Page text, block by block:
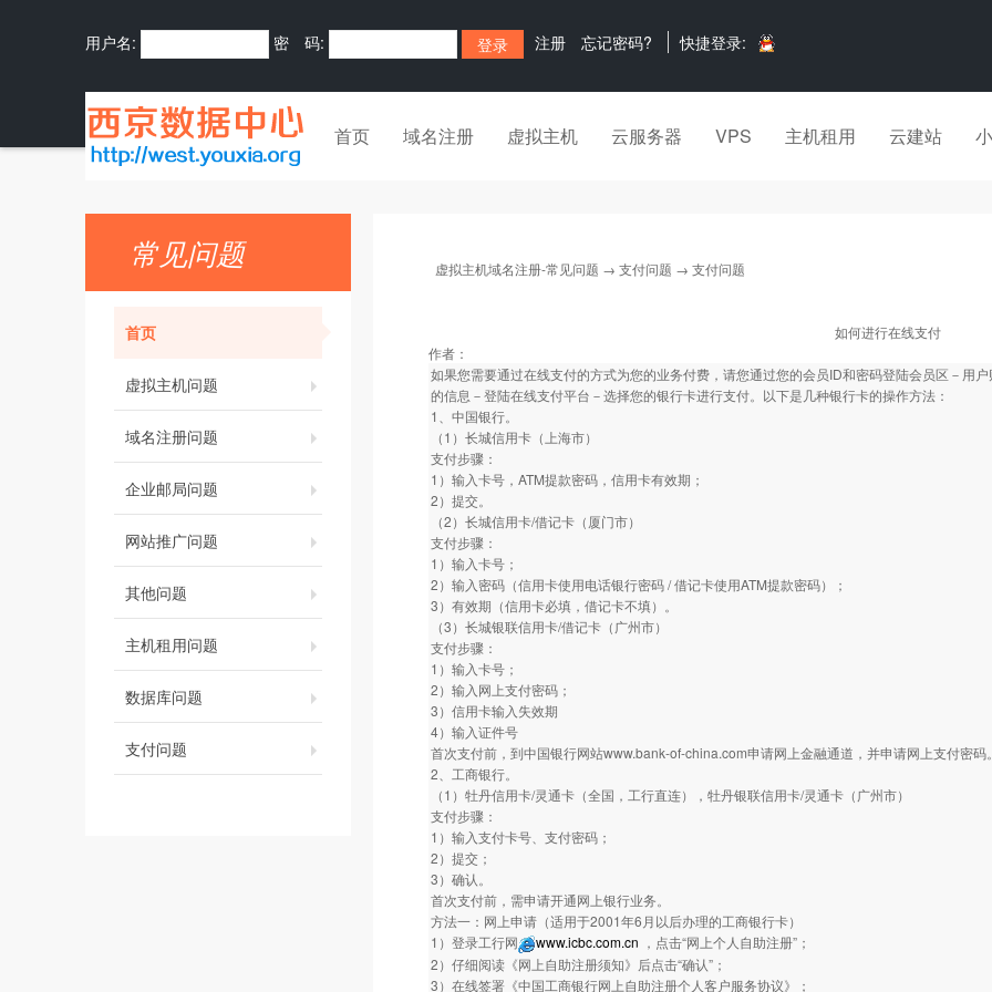
用户名: 密 码: 注册 忘记密码? 快捷登录:
首页 域名注册 虚拟主机 云服务器 VPS 主机租用 云建站
常见问题
首页
虚拟主机问题
域名注册问题
企业邮局问题
网站推广问题
其他问题
主机租用问题
数据库问题
支付问题
虚拟主机域名注册-常见问题 → 支付问题 → 支付问题
如何进行在线支付
作者：
如果您需要通过在线支付的方式为您的业务付费，请您通过您的会员ID和密码登陆会员区－用
的信息－登陆在线支付平台－选择您的银行卡进行支付。以下是几种银行卡的操作方法：
1、中国银行。
（1）长城信用卡（上海市）
支付步骤：
1）输入卡号，ATM提款密码，信用卡有效期；
2）提交。
（2）长城信用卡/借记卡（厦门市）
支付步骤：
1）输入卡号；
2）输入密码（信用卡使用电话银行密码 / 借记卡使用ATM提款密码）；
3）有效期（信用卡必填，借记卡不填）。
（3）长城银联信用卡/借记卡（广州市）
支付步骤：
1）输入卡号；
2）输入网上支付密码；
3）信用卡输入失效期
4）输入证件号
首次支付前，到中国银行网站www.bank-of-china.com申请网上金融通道，并申请网上支付密码
2、工商银行。
（1）牡丹信用卡/灵通卡（全国，工行直连），牡丹银联信用卡/灵通卡（广州市）
支付步骤：
1）输入支付卡号、支付密码；
2）提交；
3）确认。
首次支付前，需申请开通网上银行业务。
方法一：网上申请（适用于2001年6月以后办理的工商银行卡）
1）登录工行网
www.icbc.com.cn ，点击“网上个人自助注册”；
2）仔细阅读《网上自助注册须知》后点击“确认”；
3）在线签署《中国工商银行网上自助注册个人客户服务协议》；